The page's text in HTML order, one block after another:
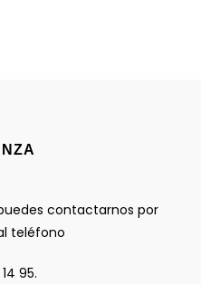
contactarnos por
teléfono
95.